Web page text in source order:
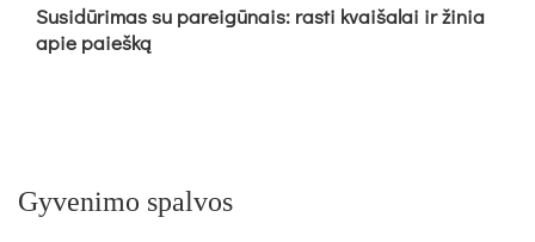
Su­si­dū­ri­mas su pa­rei­gū­nais: ras­ti kvai­ša­lai ir ži­nia
apie paieš­ką
Gyvenimo spalvos